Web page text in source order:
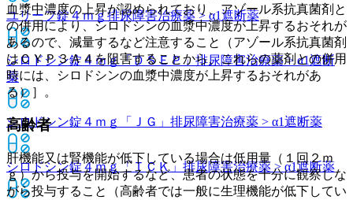
ユリーフ錠４ｍｇ排尿障害治療薬 > α1遮断薬
シロドシン錠４ｍｇ「ＤＳＥＰ」排尿障害治療薬 > α1遮断
薬
シロドシン錠４ｍｇ「ＪＧ」 排尿障害治療薬 > α1遮断薬
シロドシン錠４ｍｇ「ＴＣＫ」 排尿障害治療薬 > α1遮断薬
血漿中濃度の上昇が認められており、アゾール系抗真菌剤と
の併用により、シロドシンの血漿中濃度が上昇するおそれが
あるので、減量するなど注意すること（アゾール系抗真菌剤
はＣＹＰ３Ａ４を阻害することから、これらの薬剤との併用
時には、シロドシンの血漿中濃度が上昇するおそれがあ
る）］。
高齢者
肝機能又は腎機能が低下している場合は低用量（１回２ｍ
ｇ）から投与を開始するなど、患者の状態を十分に観察しな
がら投与すること（高齢者では一般に生理機能が低下してい